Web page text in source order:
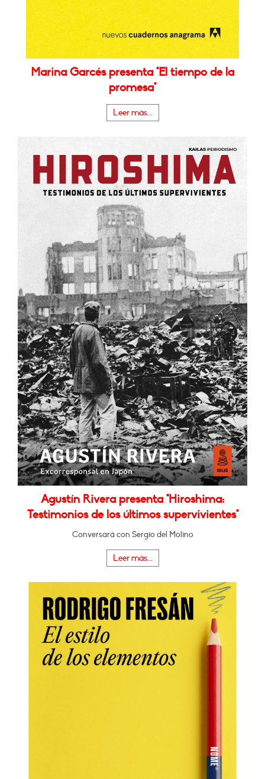
Marina Garcés presenta "El tiempo de la
promesa"
Leer más...
Agustín Rivera presenta "Hiroshima:
Testimonios de los últimos supervivientes"
Conversará con Sergio del Molino
Leer más...